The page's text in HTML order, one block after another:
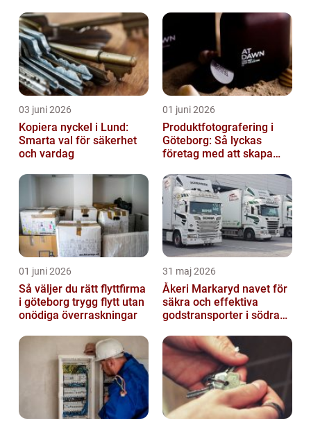
03 juni 2026
Kopiera nyckel i Lund:
Smarta val för säkerhet
och vardag
01 juni 2026
Produktfotografering i
Göteborg: Så lyckas
företag med att skapa
01 juni 2026
Så väljer du rätt flyttfirma
i göteborg trygg flytt utan
onödiga överraskningar
31 maj 2026
Åkeri Markaryd navet för
säkra och effektiva
godstransporter i södra